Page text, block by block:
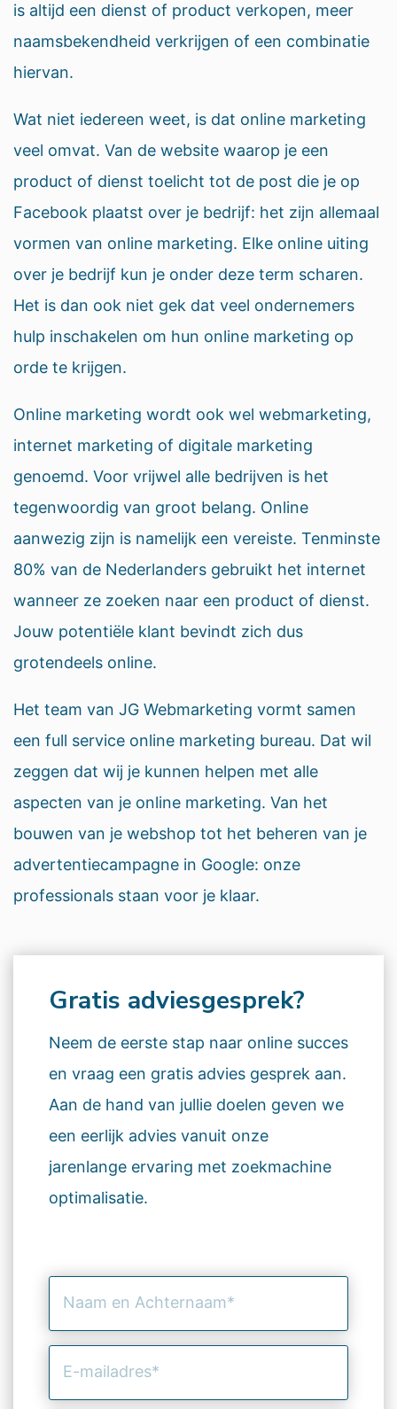
is altijd een dienst of product verkopen, meer
naamsbekendheid verkrijgen of een combinatie
hiervan.
Wat niet iedereen weet, is dat online marketing
veel omvat. Van de website waarop je een
product of dienst toelicht tot de post die je op
Facebook plaatst over je bedrijf: het zijn allemaal
vormen van online marketing. Elke online uiting
over je bedrijf kun je onder deze term scharen.
Het is dan ook niet gek dat veel ondernemers
hulp inschakelen om hun online marketing op
orde te krijgen.
Online marketing wordt ook wel webmarketing,
internet marketing of digitale marketing
genoemd. Voor vrijwel alle bedrijven is het
tegenwoordig van groot belang. Online
aanwezig zijn is namelijk een vereiste. Tenminste
80% van de Nederlanders gebruikt het internet
wanneer ze zoeken naar een product of dienst.
Jouw potentiële klant bevindt zich dus
grotendeels online.
Het team van JG Webmarketing vormt samen
een full service online marketing bureau. Dat wil
zeggen dat wij je kunnen helpen met alle
aspecten van je online marketing. Van het
bouwen van je webshop tot het beheren van je
advertentiecampagne in Google: onze
professionals staan voor je klaar.
Gratis adviesgesprek?
Neem de eerste stap naar online succes
en vraag een gratis advies gesprek aan.
Aan de hand van jullie doelen geven we
een eerlijk advies vanuit onze
jarenlange ervaring met zoekmachine
optimalisatie.
en
Achternaam
(Vereist)
mailadres
(Vereist)